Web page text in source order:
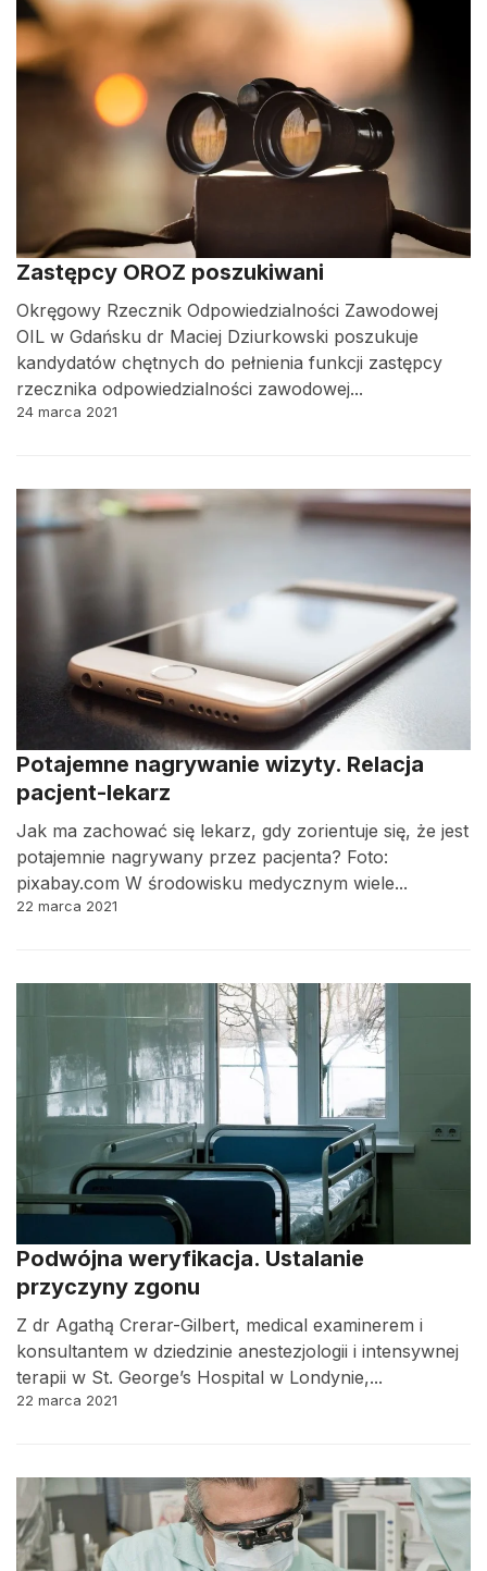
Zastępcy OROZ poszukiwani
Okręgowy Rzecznik Odpowiedzialności Zawodowej
OIL w Gdańsku dr Maciej Dziurkowski poszukuje
kandydatów chętnych do pełnienia funkcji zastępcy
rzecznika odpowiedzialności zawodowej...
24 marca 2021
Potajemne nagrywanie wizyty. Relacja
pacjent-lekarz
Jak ma zachować się lekarz, gdy zorientuje się, że jest
potajemnie nagrywany przez pacjenta? Foto:
pixabay.com W środowisku medycznym wiele...
22 marca 2021
Podwójna weryfikacja. Ustalanie
przyczyny zgonu
Z dr Agathą Crerar-Gilbert, medical examinerem i
konsultantem w dziedzinie anestezjologii i intensywnej
terapii w St. George’s Hospital w Londynie,...
22 marca 2021